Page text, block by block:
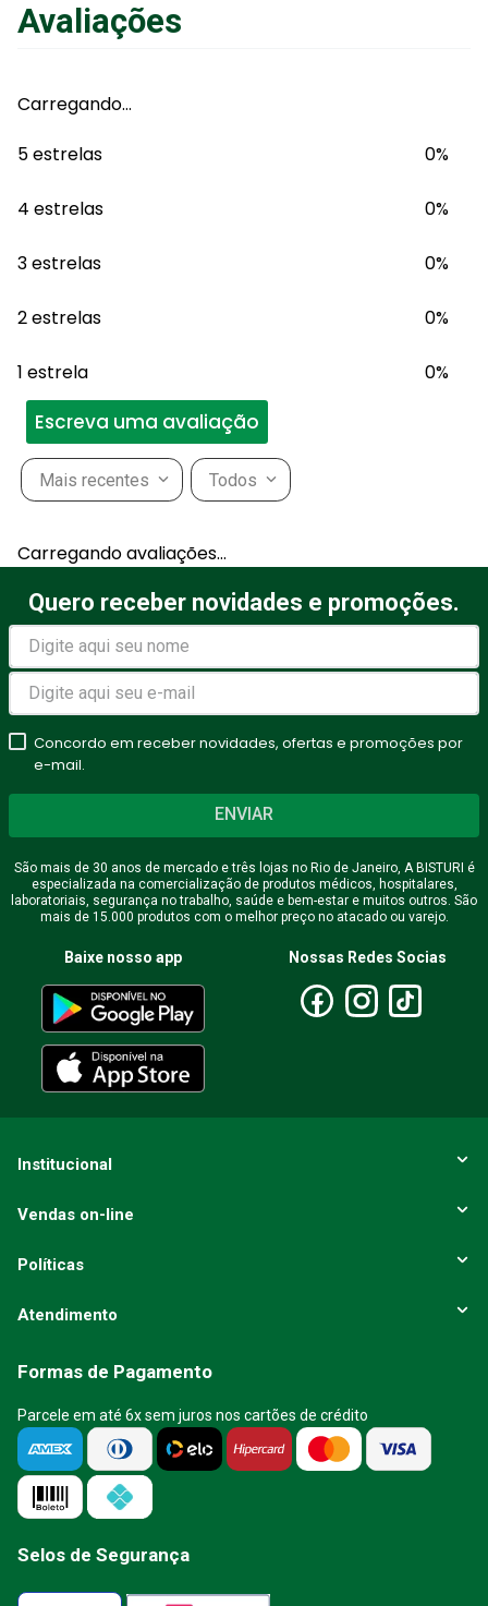
Avaliações
Carregando…
5 estrelas
0%
4 estrelas 0%
3 estrelas 0%
2 estrelas 0%
1 estrela 0%
Escreva uma avaliação
Avalie o produto de 1 a 5
estrelas
★★★★★
Seu nome
Endereço de email
Escreva uma avaliação
ENVIAR AVALIAÇÃO
Mais recentes Todos
Carregando avaliações…
Quero receber novidades e promoções.
Concordo em receber novidades, ofertas e promoções por
e-mail.
ENVIAR
São mais de 30 anos de mercado e três lojas no Rio de Janeiro, A BISTURI é
especializada na comercialização de produtos médicos, hospitalares,
laboratoriais, segurança no trabalho, saúde e bem-estar e muitos outros. São
mais de 15.000 produtos com o melhor preço no atacado ou varejo.
Baixe nosso app Nossas Redes Socias
Institucional
Vendas on-line
Políticas
Atendimento
Formas de Pagamento
Parcele em até 6x sem juros nos cartões de crédito
Selos de Segurança